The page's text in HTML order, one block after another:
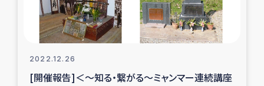
漁民によるマングローブ植林活動
レバノンでのシリア難民への食糧・越冬支援
2022.12.26
[開催報告]＜～知る・繋がる～ミャンマー連続講座